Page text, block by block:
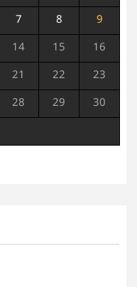
7 8 9
14 15 16
21 22 23
28 29 30